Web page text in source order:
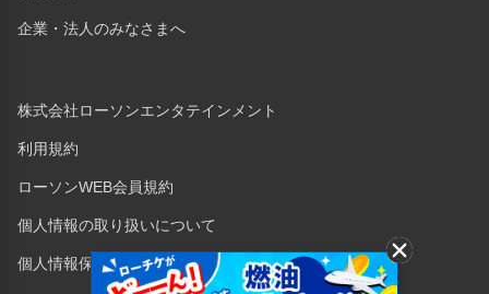
企業・法人のみなさまへ
株式会社ローソンエンタテインメント
利用規約
ローソンWEB会員規約
個人情報の取り扱いについて
個人情報保護方針